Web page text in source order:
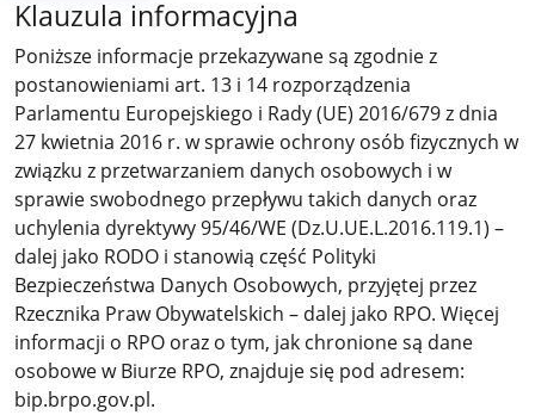
Klauzula informacyjna
Poniższe informacje przekazywane są zgodnie z
postanowieniami art. 13 i 14 rozporządzenia
Parlamentu Europejskiego i Rady (UE) 2016/679 z dnia
27 kwietnia 2016 r. w sprawie ochrony osób fizycznych w
związku z przetwarzaniem danych osobowych i w
sprawie swobodnego przepływu takich danych oraz
uchylenia dyrektywy 95/46/WE (Dz.U.UE.L.2016.119.1) –
dalej jako RODO i stanowią część Polityki
Bezpieczeństwa Danych Osobowych, przyjętej przez
Rzecznika Praw Obywatelskich – dalej jako RPO. Więcej
informacji o RPO oraz o tym, jak chronione są dane
osobowe w Biurze RPO, znajduje się pod adresem:
bip.brpo.gov.pl.